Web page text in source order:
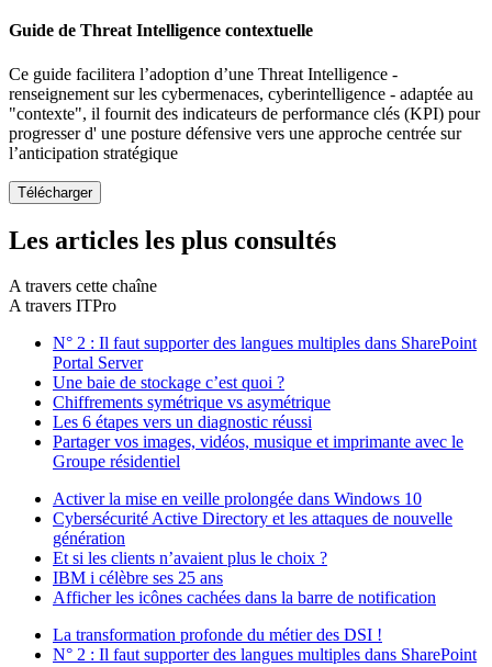
Guide de Threat Intelligence contextuelle
Ce guide facilitera l’adoption d’une Threat Intelligence -
renseignement sur les cybermenaces, cyberintelligence - adaptée au
"contexte", il fournit des indicateurs de performance clés (KPI) pour
progresser d' une posture défensive vers une approche centrée sur
l’anticipation stratégique
Les articles les plus consultés
A travers cette chaîne
A travers ITPro
N° 2 : Il faut supporter des langues multiples dans SharePoint
Portal Server
Une baie de stockage c’est quoi ?
Chiffrements symétrique vs asymétrique
Les 6 étapes vers un diagnostic réussi
Partager vos images, vidéos, musique et imprimante avec le
Groupe résidentiel
Activer la mise en veille prolongée dans Windows 10
Cybersécurité Active Directory et les attaques de nouvelle
génération
Et si les clients n’avaient plus le choix ?
IBM i célèbre ses 25 ans
Afficher les icônes cachées dans la barre de notification
La transformation profonde du métier des DSI !
N° 2 : Il faut supporter des langues multiples dans SharePoint